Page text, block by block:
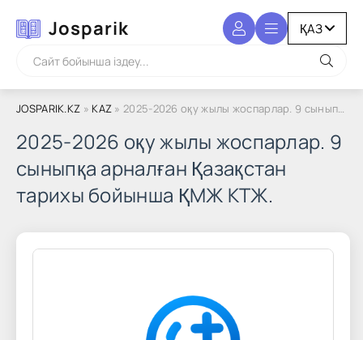
Josparik
JOSPARIK.KZ » KAZ » 2025-2026 оқу жылы жоспарлар. 9 сыныпқа арналған Қазақстан тарихы бойынша ҚМЖ КТЖ.
2025-2026 оқу жылы жоспарлар. 9
сыныпқа арналған Қазақстан
тарихы бойынша ҚМЖ КТЖ.